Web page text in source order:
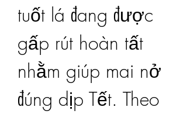
tuốt lá đang được
gấp rút hoàn tất
nhằm giúp mai nở
đúng dịp Tết. Theo